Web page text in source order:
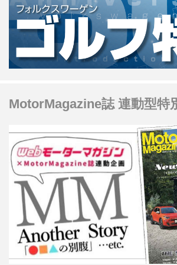
MotorMagazine誌 連動型特